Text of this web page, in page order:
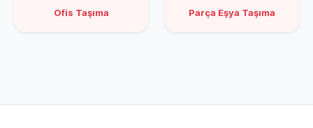
Ofis Taşıma Parça Eşya Taşıma